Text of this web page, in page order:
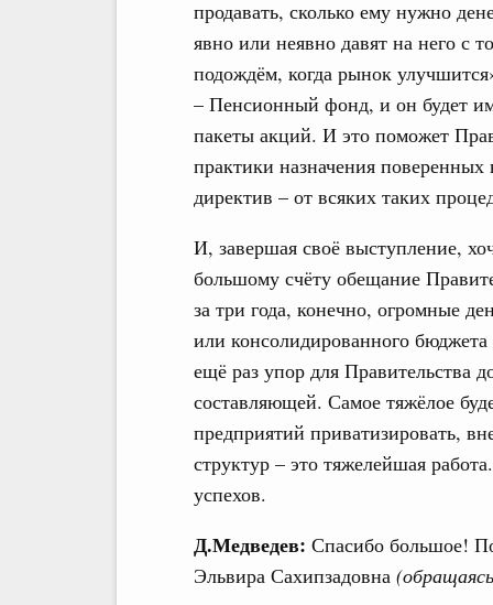
продавать, сколько ему нужно
явно или неявно давят на него с
подождём, когда рынок
– Пенсионный фонд, и он будет
пакеты акций. И это поможет
практики назначения
директив – от всяких таких
И, завершая своё выступление,
большому счёту обещание
за три года, конечно, огромные
или консолидированного
ещё раз упор для Правительства
составляющей. Самое тяжёлое
предприятий приватизировать,
структур – это тяжелейшая
успехов.
Д.Медведев: Спасибо большое!
Эльвира Сахипзадовна